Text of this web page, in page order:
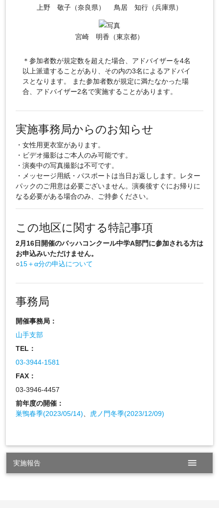
上野 敬子（奈良県） 鳥居 知行（兵庫県）
宮崎 明香（東京都）
＊参加者数が規定数を超えた場合、アドバイザーを4名
以上派遣することがあり、その内の3名によるアドバイ
スとなります。 また参加者数が規定に満たなかった場
合、アドバイザー2名で実施することがあります。
実施事務局からのお知らせ
・女性用更衣室があります。
・ビデオ撮影はご本人のみ可能です。
・演奏中の写真撮影は不可です。
・メッセージ用紙・パスポートは当日お返しします。レター
パックのご用意は必要ございません。演奏後すぐにお帰りに
なる必要がある場合のみ、ご持参ください。
この地区に関する特記事項
2月16日開催のバッハコンクール中学A部門に参加される方は
お申込みいただけません。
○15＋α分の申込について
事務局
開催事務局：
山手支部
TEL：
03-3944-1581
FAX：
03-3946-4457
前年度の開催：
巣鴨春季(2023/05/14)
虎ノ門冬季(2023/12/09)
実施報告 menu